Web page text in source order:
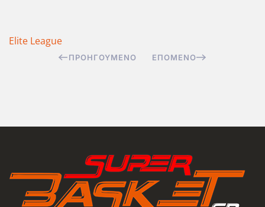
Elite League
ΠΡΟΗΓΟΎΜΕΝΟ ΕΠΌΜΕΝΟ